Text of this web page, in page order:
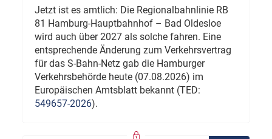
Jetzt ist es amtlich: Die Regionalbahnlinie RB
81 Hamburg-Hauptbahnhof – Bad Oldesloe
wird auch über 2027 als solche fahren. Eine
entsprechende Änderung zum Verkehrsvertrag
für das S-Bahn-Netz gab die Hamburger
Verkehrsbehörde heute (07.08.2026) im
Europäischen Amtsblatt bekannt (TED:
549657-2026).